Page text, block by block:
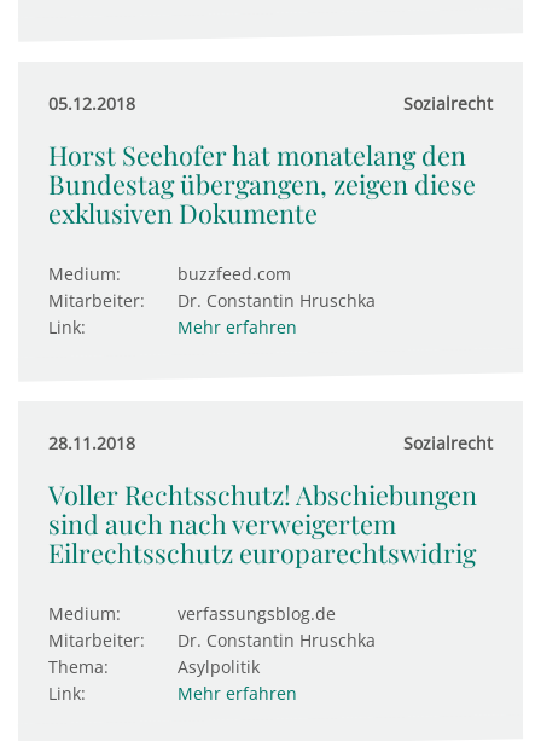
05.12.2018 Sozialrecht
Horst Seehofer hat monatelang den
Bundestag übergangen, zeigen diese
exklusiven Dokumente
Medium:
buzzfeed.com
Mitarbeiter:
Dr. Constantin Hruschka
Link:
Mehr erfahren
28.11.2018 Sozialrecht
Voller Rechtsschutz! Abschiebungen
sind auch nach verweigertem
Eilrechtsschutz europarechtswidrig
Medium:
verfassungsblog.de
Mitarbeiter:
Dr. Constantin Hruschka
Thema:
Asylpolitik
Link:
Mehr erfahren